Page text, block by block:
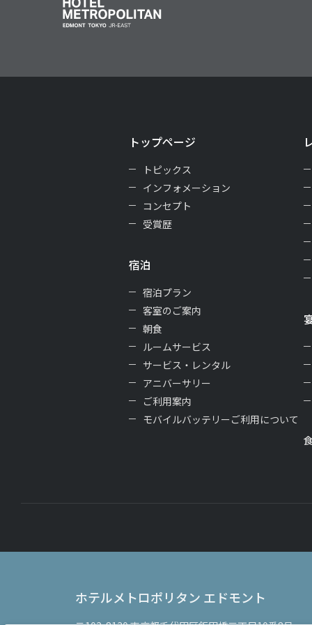
トップページ
トピックス
インフォメーション
コンセプト
受賞歴
宿泊
宿泊プラン
客室のご案内
朝食
ルームサービス
サービス・レンタル
アニバーサリー
ご利用案内
モバイルバッテリーご利用について
ホテルメトロポリタン エドモント